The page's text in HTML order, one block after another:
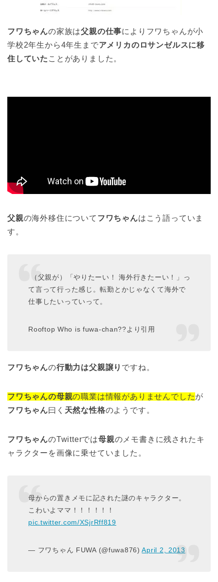
フワちゃんの家族は父親の仕事によりフワちゃんが小
学校2年生から4年生までアメリカのロサンゼルスに移
住していた ことがありました。
父親の海外移住について フワちゃんはこう語っていま
す。
（父親が）「やりたーい！ 海外行きたーい！」っ
て言って行った感じ。転勤とかじゃなくて海外で
仕事したいっていって。
Rooftop Who is fuwa-chan??より引用
フワちゃんの行動力は父親譲り ですね。
フワちゃんの母親の職業は情報がありませんでしたが
フワちゃん曰く 天然な性格のようです。
フワちゃんのTwitterでは母親のメモ書きに残されたキ
ャラクターを画像に乗せていました。
母からの置きメモに記された謎のキャラクター。
こわいよママ！！！！！！
pic.twitter.com/XSjrRff819
— フワちゃん FUWA (@fuwa876)April 2, 2013